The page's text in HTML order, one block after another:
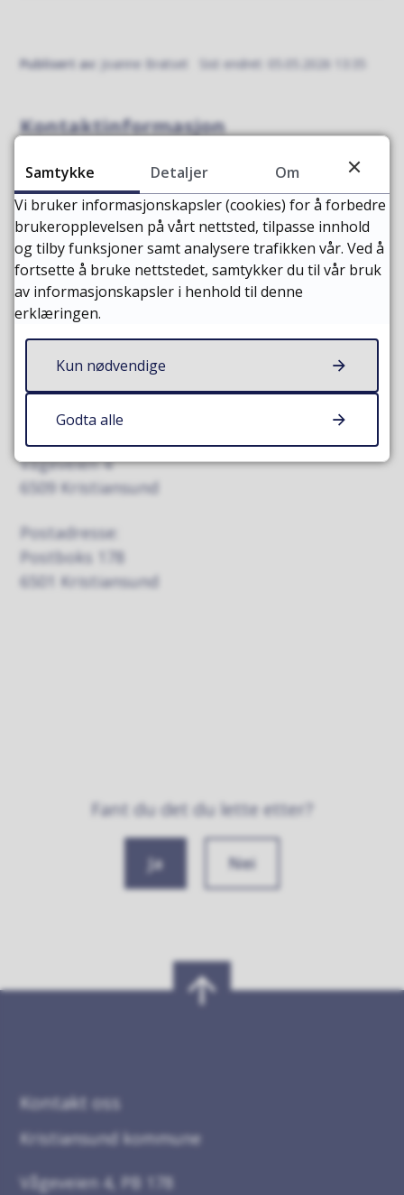
Publisert av Joanne Bratset Sist endret 05.05.2026 13:35
Kontaktinformasjon
Servicetorget
E-postSend e-post
Telefon71 57 40 00
Finn oss på kart:Vågeveien 4 (google maps)
Sentralbordet har åpent fra klokken 09:00 til 15:00
alle hverdager.
Adresse
Besøksadresse:
Vågeveien 4
6509 Kristiansund
Postadresse:
Postboks 178
6501 Kristiansund
Fant du det du lette etter?
Ja Nei
Kontakt oss
Kristiansund kommune
Vågeveien 4, PB 178
Samtykke Detaljer
Om
Vi bruker informasjonskapsler (cookies) for å forbedre
brukeropplevelsen på vårt nettsted, tilpasse innhold
og tilby funksjoner samt analysere trafikken vår. Ved å
fortsette å bruke nettstedet, samtykker du til vår bruk
av informasjonskapsler i henhold til denne
erklæringen.
Kun nødvendige
Godta alle